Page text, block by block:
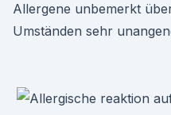
Allergene unbemerkt
Umständen sehr